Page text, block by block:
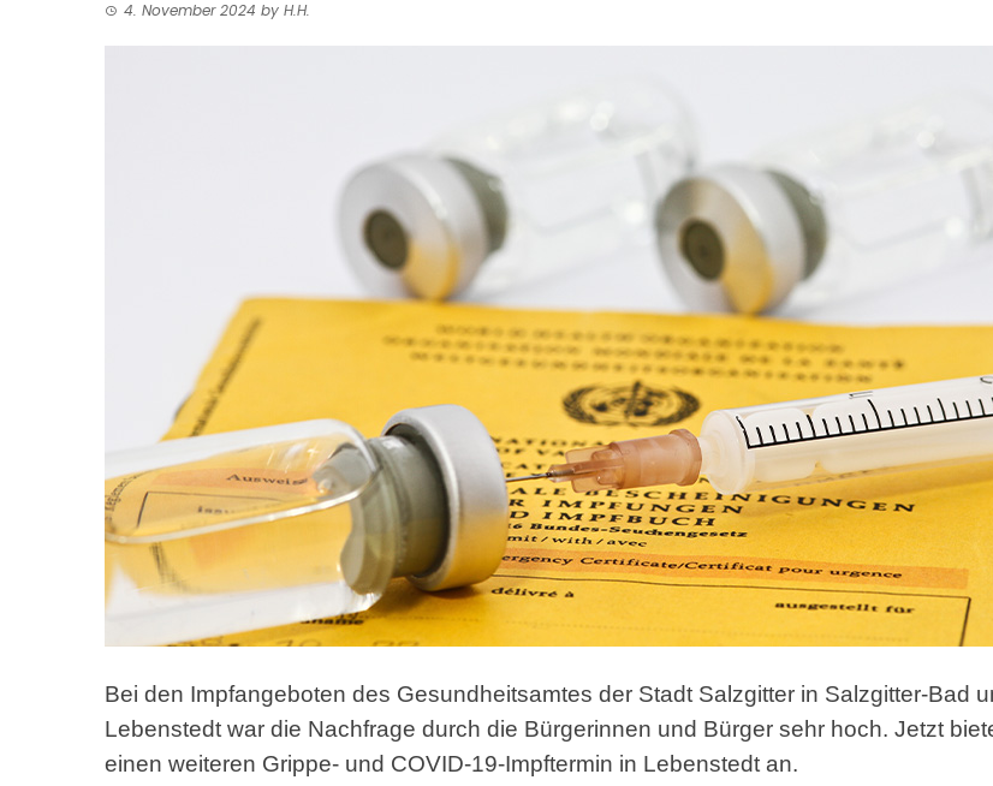
4. November 2024 by H.H.
Bei den Impfangeboten des Gesundheitsamtes der Stadt Salzgitter in Salzgitter-Bad
Lebenstedt war die Nachfrage durch die Bürgerinnen und Bürger sehr hoch. Jetzt
einen weiteren Grippe- und COVID-19-Impftermin in Lebenstedt an.